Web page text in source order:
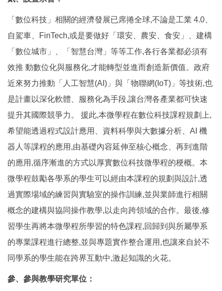
「數位科技」相關的經濟發展已席捲全球,不論是工業 4.0、
自駕車、FinTech,或是要做好「環安、農安、食安」、建構
「數位城市」、「智慧台灣」等等工作,各行各業都必須有
效推 動數位化與服務化,才能轉型並進而創造新價值。政府
近來努力推動「人工智慧(AI)」與「物聯網(IoT)」等技術,也
是計畫以深化軟體、服務化為手段,讓台灣各產業都可快速
提升其國際競爭力。 援此,本微學程在數位科技課程規劃上,
希望能透過程式設計應用、資料科學與大數據分析、AI 機
器人等課程的應用,由基礎內容延伸至核心概念、再到進階
的應用,循序漸進的方式以厚實數位科技微學程的梗概。本
微學程鼓勵各學系的學生可以經由本課程的規劃與設計,透
過實際場域的練習與實驗室的操作訓練,並與業師進行相關
概念的建構與協同操作教學,以走向跨領域的合作。最後,修
習學生再將本微學程所學習的特色課程,回歸到與所屬學系
的專業課程進行總整,並與專題實作整合運用,也讓來自於不
同學系的學生能在跨界互動中,激起知識的火花。
參、參與教學研究單位：